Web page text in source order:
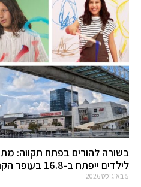
בשורה להורים בפתח תקווה:
לילדים ייפתח ב-16.8 בעופר הקניון הגדול
5 באוגוסט 2026